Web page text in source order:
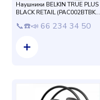
Наушники BELKIN TRUE PLUS
BLACK RETAIL (PAC002BTBK-
📞☎️📣 66 234 34 50